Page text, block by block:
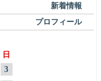
新着情報
プロフィール
日
3